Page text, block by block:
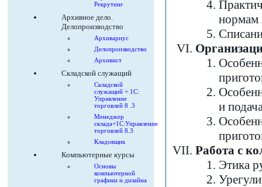
Рекрутинг
Архивное дело.
Делопроизводство
Архивариус
Делопроизводство
Архивист
Складской служащий
Складской
служащий + 1С:
Управление
торговлей 8 .3
Менеджер
склада+1С:Управление
торговлей 8.3
Кладовщик
Компьютерные курсы
Основы
компьютерной
графики и дизайна
нормам
и
Работа с
Этика